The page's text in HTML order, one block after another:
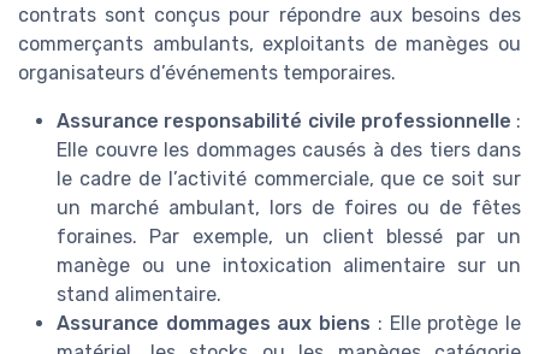
contrats sont conçus pour répondre aux besoins des
commerçants ambulants, exploitants de manèges ou
organisateurs d’événements temporaires.
Assurance responsabilité civile professionnelle :
Elle couvre les dommages causés à des tiers dans
le cadre de l’activité commerciale, que ce soit sur
un marché ambulant, lors de foires ou de fêtes
foraines. Par exemple, un client blessé par un
manège ou une intoxication alimentaire sur un
stand alimentaire.
Assurance dommages aux biens : Elle protège le